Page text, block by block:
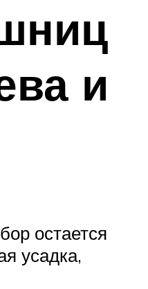
и
остается
усадка,